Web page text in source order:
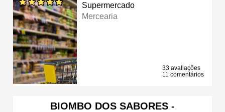
Supermercado
Mercearia
33 avaliações
11 comentários
BIOMBO DOS SABORES -